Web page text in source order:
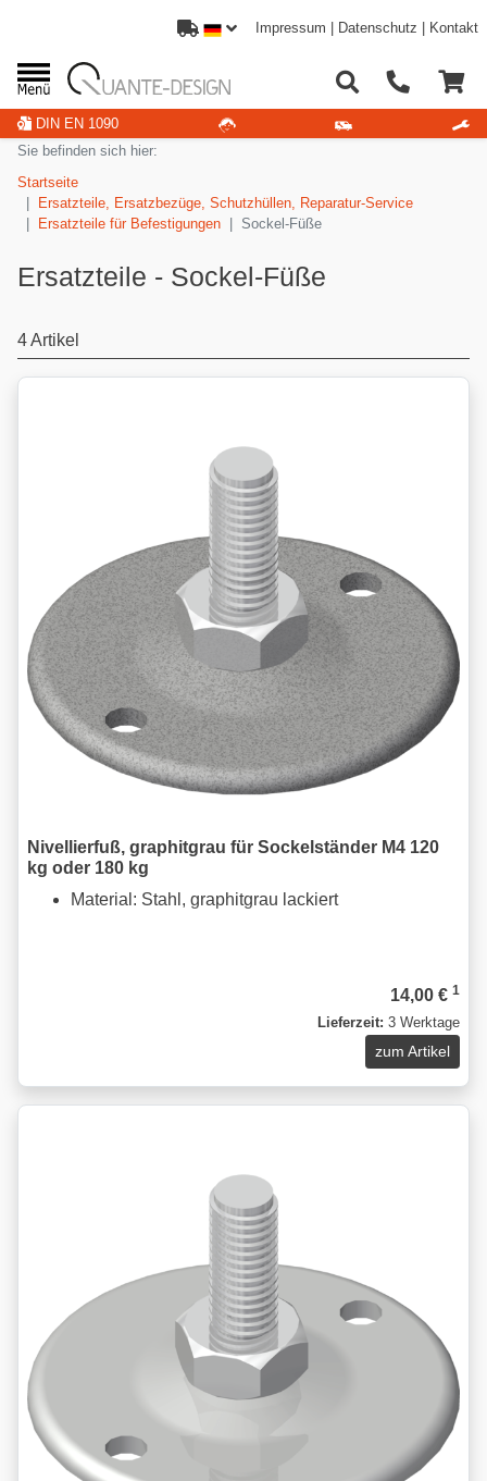
Impressum Datenschutz Kontakt
DIN EN 1090
Sie befinden sich hier:
Startseite
Ersatzteile, Ersatzbezüge, Schutzhüllen, Reparatur-Service
Ersatzteile für Befestigungen
Sockel-Füße
Ersatzteile - Sockel-Füße
4 Artikel
Nivellierfuß, graphitgrau für Sockelständer M4 120
kg oder 180 kg
Material: Stahl, graphitgrau lackiert
14,00 € 1
Lieferzeit: 3 Werktage
zum Artikel